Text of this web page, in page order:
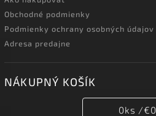
Obchodné podmienky
Podmienky ochrany osobných údajov
Adresa predajne
NÁKUPNÝ KOŠÍK
0ks /€0